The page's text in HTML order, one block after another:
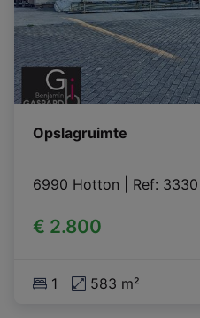
Opslagruimte
6990 Hotton Ref: 3330
€ 2.800
1 583 m²